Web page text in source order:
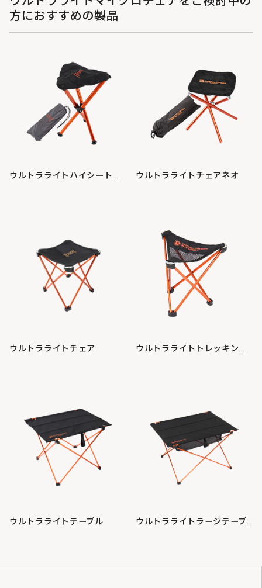
方におすすめの製品
ウルトラライトハイシートチェア ウルトラライトチェアネオ
ウルトラライトチェア ウルトラライトトレッキングチェア（超々ジュラルミン）
ウルトラライトテーブル ウルトラライトラージテーブル（超々ジュラルミン）